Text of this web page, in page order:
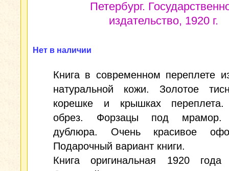
Петербург.
издательство, 1920 г.
Нет в наличии
Книга в современном переплете
натуральной кожи. Золотое
корешке и крышках переплета.
обрез. Форзацы под мрамор.
дублюра. Очень красивое
Подарочный вариант книги.
Книга оригинальная 1920 года